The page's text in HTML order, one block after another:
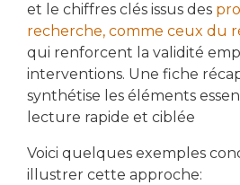
et le chiffres clés issus des
recherche, comme ceux du
qui renforcent la validité
interventions. Une fiche
synthétise les éléments
lecture rapide et ciblée
Voici quelques exemples
illustrer cette approche: